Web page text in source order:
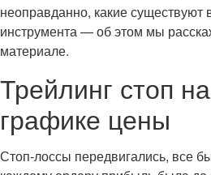
неоправданно, какие существуют
инструмента — об этом мы
материале.
Трейлинг стоп
графике цены
Стоп-лоссы передвигались, все